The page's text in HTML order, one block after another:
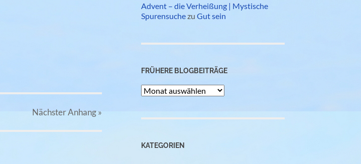
NächsterAnhang»
Advent – die Verheißung | Mystische
Spurensuchezu Gut sein
FRÜHERE BLOGBEITRÄGE
Frühere
KATEGORIEN